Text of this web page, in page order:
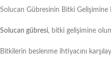
Solucan Gübresinin Bitki Gelişimine
Solucan gübresi, bitki gelişimine
Bitkilerin beslenme ihtiyacını